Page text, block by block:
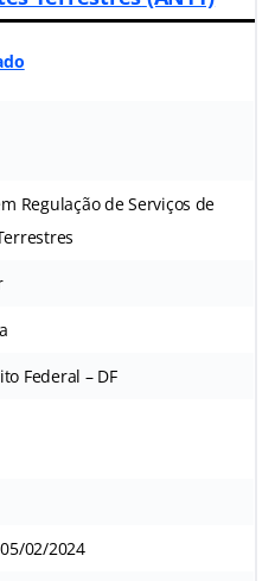
Regulação de Serviços de
Federal – DF
02/2024